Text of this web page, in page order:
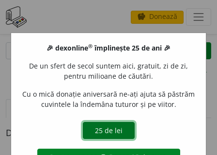
savings Donează
clear
opțiuni
definiții (1) pronunțievolume_up (50)
Definiția cu ID-ul 416403:
🎉 dexonline® împlinește 25 de ani 🎉
De un sfert de secol suntem aici, gratuit, zi de zi,
pentru milioane de căutări.
Cu o mică donație aniversară ne-ați ajuta să păstrăm
cuvintele la îndemâna tuturor și pe viitor.